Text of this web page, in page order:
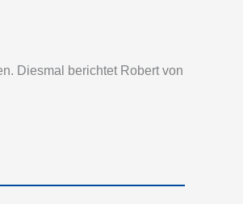
Diesmal berichtet Robert von